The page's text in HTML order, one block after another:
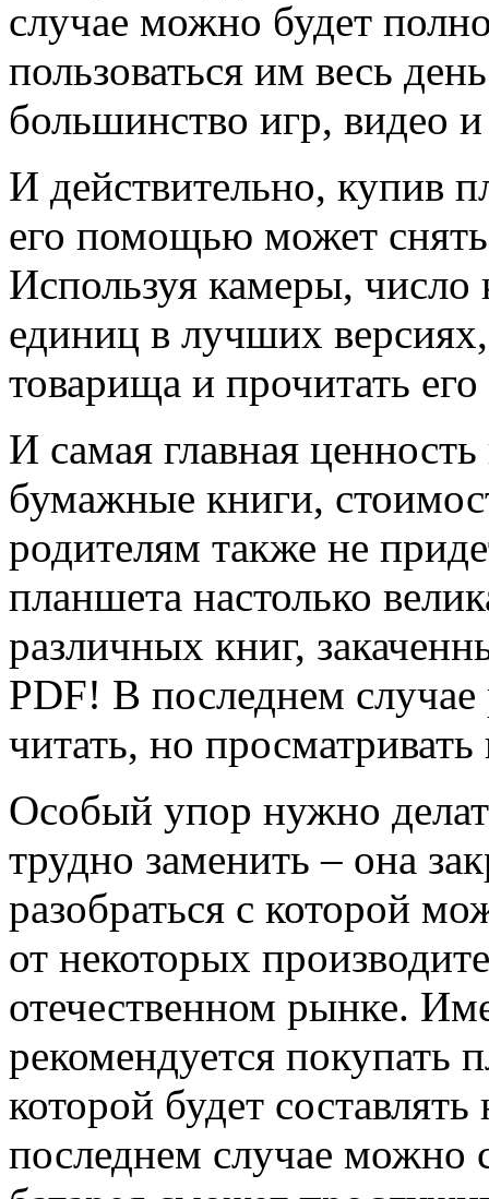
случае можно будет
пользоваться им весь
большинство игр, видео
И действительно, купив
его помощью может
Используя камеры, число
единиц в лучших
товарища и прочитать
И самая главная
бумажные книги,
родителям также не
планшета настолько
различных книг,
PDF! В последнем случае
читать, но
Особый упор нужно
трудно заменить – она
разобраться с которой
от некоторых
отечественном рынке.
рекомендуется покупать
которой будет
последнем случае можно